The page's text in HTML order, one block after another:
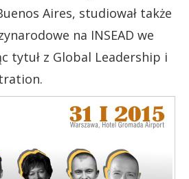
Aires, studiował także
na INSEAD we
tytuł z Global Leadership i